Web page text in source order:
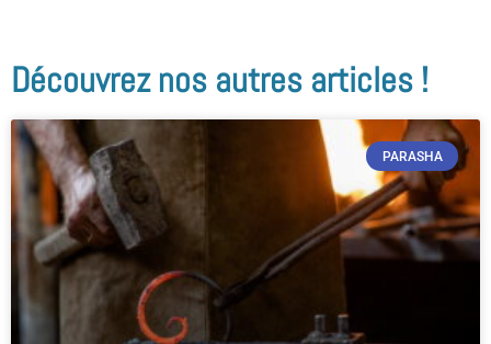
Découvrez nos autres articles !
PARASHA